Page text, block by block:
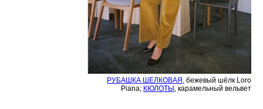
РУБАШКА ШЕЛКОВАЯ , бежевый шёлк Loro
Piana; КЮЛОТЫ , карамельный вельвет